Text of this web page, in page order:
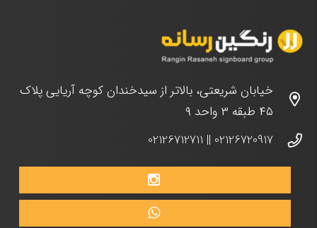
خیابان شریعتی، بالاتر از سیدخندان کوچه آریایی پلاک
۴۵ طبقه ۳ واحد ۹
02126720917
||
02126712711